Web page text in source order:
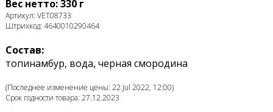
Вес нетто: 330 г
Артикул: VET08733
Штрихкод: 4640010290464
Состав:
топинамбур, вода, черная смородина
(Последнее изменение цены: 22 Jul 2022, 12:00)
Срок годности товара: 27.12.2023